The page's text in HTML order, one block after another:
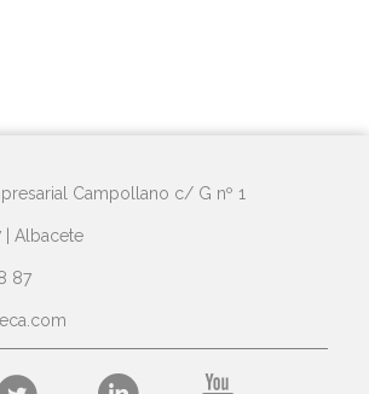
Campollano c/ G nº 1
| Albacete
87